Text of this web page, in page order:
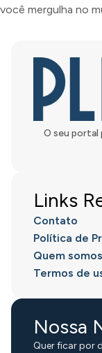
você mergulha no
O seu portal
Links
Contato
Política de
Quem somos
Termos de
Nossa
Quer ficar por